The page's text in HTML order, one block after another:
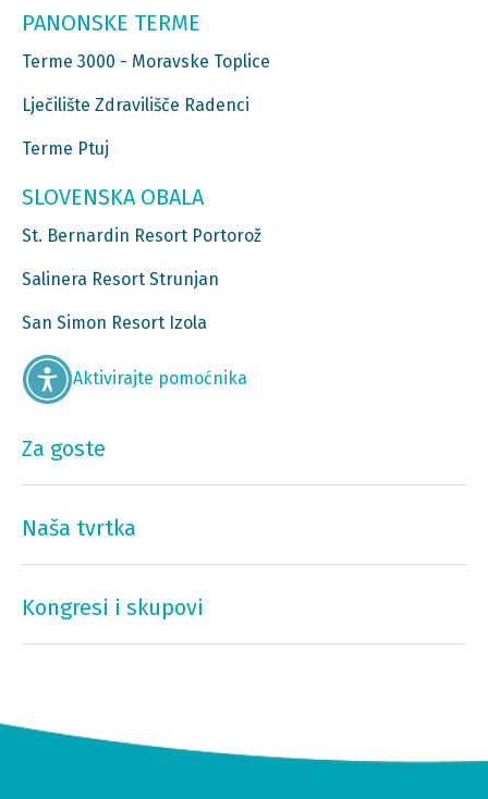
PANONSKE TERME
Terme 3000 - Moravske Toplice
Lječilište Zdravilišče Radenci
Terme Ptuj
SLOVENSKA OBALA
St. Bernardin Resort Portorož
Salinera Resort Strunjan
San Simon Resort Izola
Aktivirajte pomoćnika
Za goste
Naša tvrtka
Kongresi i skupovi